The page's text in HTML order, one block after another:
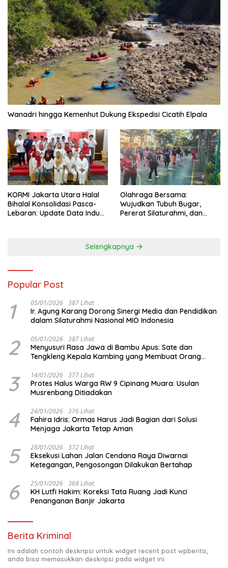
Wanadri hingga Kemenhut Dukung Ekspedisi Cicatih Elpala
KORMI Jakarta Utara Halal
Bihalal Konsolidasi Pasca-
Lebaran: Update Data Induk
Olahraga Bersama:
Wujudkan Tubuh Bugar,
Pererat Silaturahmi, dan
Selengkapnya
Popular Post
1 05/01/2026 387 Lihat
Ir. Agung Karang Dorong Sinergi Media dan Pendidikan
dalam Silaturahmi Nasional MIO Indonesia
2 05/01/2026 387 Lihat
Menyusuri Rasa Jawa di Bambu Apus: Sate dan
Tengkleng Kepala Kambing yang Membuat Orang
3 14/01/2026 377 Lihat
Protes Halus Warga RW 9 Cipinang Muara: Usulan
Musrenbang Ditiadakan
4 24/01/2026 376 Lihat
Fahira Idris: Ormas Harus Jadi Bagian dari Solusi
Menjaga Jakarta Tetap Aman
5 28/01/2026 372 Lihat
Eksekusi Lahan Jalan Cendana Raya Diwarnai
Ketegangan, Pengosongan Dilakukan Bertahap
6 25/01/2026 368 Lihat
KH Lutfi Hakim: Koreksi Tata Ruang Jadi Kunci
Penanganan Banjir Jakarta
Berita Kriminal
Ini adalah contoh deskripsi untuk widget recent post wpberita,
anda bisa memasukkan deskripsi pada widget ini.